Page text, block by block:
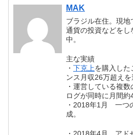
MAK
ブラジル在住。現
通貨の投資などを
中。
主な実績
・下克上を購入した
ンス月収26万超えを
・運営している複
ログが同時に月間約
・2018年1月 一つ
成。